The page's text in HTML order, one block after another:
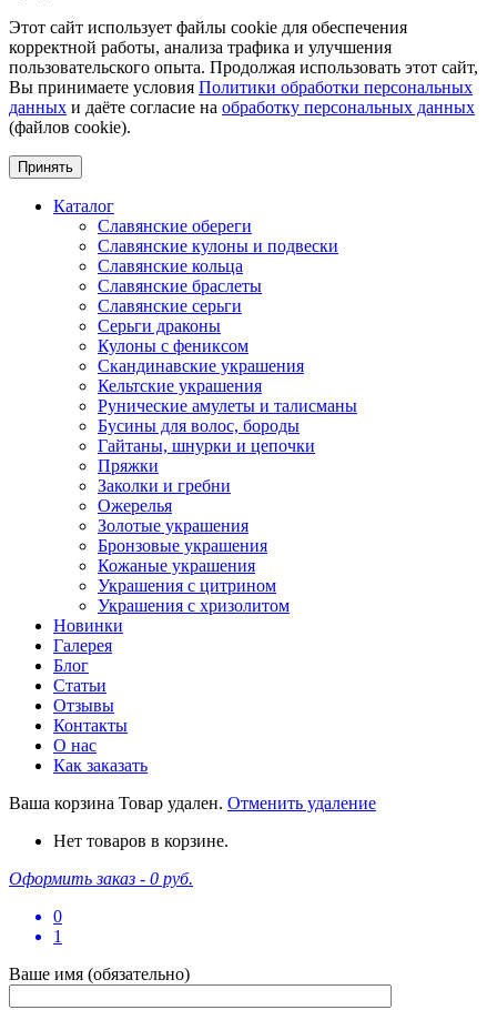
Этот сайт использует файлы cookie для обеспечения
корректной работы, анализа трафика и улучшения
пользовательского опыта. Продолжая использовать этот сайт,
Вы принимаете условия Политики обработки персональных
данных и даёте согласие на обработку персональных данных
(файлов cookie).
Принять
Каталог
Славянские обереги
Славянские кулоны и подвески
Славянские кольца
Славянские браслеты
Славянские серьги
Серьги драконы
Кулоны с фениксом
Скандинавские украшения
Кельтские украшения
Рунические амулеты и талисманы
Бусины для волос, бороды
Гайтаны, шнурки и цепочки
Пряжки
Заколки и гребни
Ожерелья
Золотые украшения
Бронзовые украшения
Кожаные украшения
Украшения с цитрином
Украшения с хризолитом
Новинки
Галерея
Блог
Статьи
Отзывы
Контакты
О нас
Как заказать
Ваша корзина Товар удален. Отменить удаление
Нет товаров в корзине.
Оформить заказ - 0 руб.
0
1
Ваше имя (обязательно)